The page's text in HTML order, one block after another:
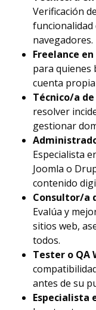
Verificación
funcionalidad
navegadores.
Freelance
para quienes
cuenta
Técnico/a
resolver
gestionar
Especialista
Joomla o
contenido
Consultor/a
Evalúa y
sitios web,
todos.
Tester o QA
antes de su
Especialista